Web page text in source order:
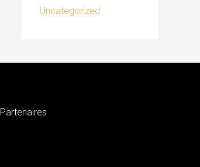
Uncategorized
Partenaires